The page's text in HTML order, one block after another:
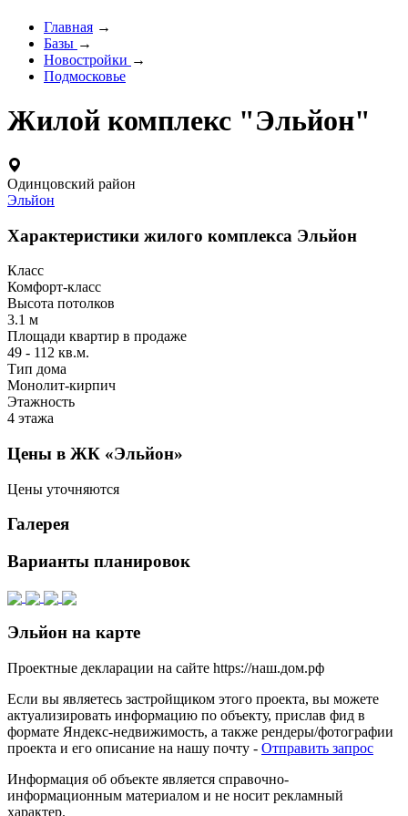
Главная →
Базы →
Новостройки →
Подмосковье
Жилой комплекс "Эльйон"
Одинцовский район
Эльйон
Характеристики жилого комплекса Эльйон
Класс
Комфорт-класс
Высота потолков
3.1 м
Площади квартир в продаже
49 - 112 кв.м.
Тип дома
Монолит-кирпич
Этажность
4 этажа
Цены в ЖК «Эльйон»
Цены уточняются
Галерея
Варианты планировок
Эльйон на карте
Проектные декларации на сайте https://наш.дом.рф
Если вы являетесь застройщиком этого проекта, вы можете
актуализировать информацию по объекту, прислав фид в
формате Яндекс-недвижимость, а также рендеры/фотографии
проекта и его описание на нашу почту - Отправить запрос
Информация об объекте является справочно-
информационным материалом и не носит рекламный
характер.